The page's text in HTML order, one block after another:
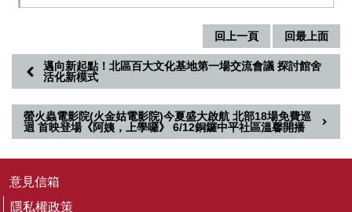
權
策
政
府
公
開
回上一頁 回最上面
邁向新起點！北區百大文化基地第一場交流會議 探討館舍
活化新模式
螢火蟲電影院(火金姑電影院)今夏盛大啟航 北部18場免費巡
迴 首映登場《阿姨，上學囉》 6/12銅鑼中平社區溫馨開播
意見信箱
隱私權政策